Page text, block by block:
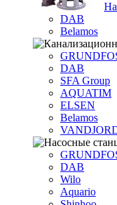
DAB
Belamos
DAB
SFA Group
AQUATIM
ELSEN
Belamos
DAB
Wilo
Aquario